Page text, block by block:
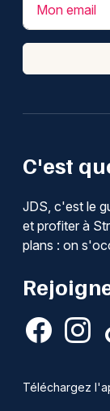
C'est
JDS, c'est le
et profiter à
plans : on
Téléchargez
Mon email